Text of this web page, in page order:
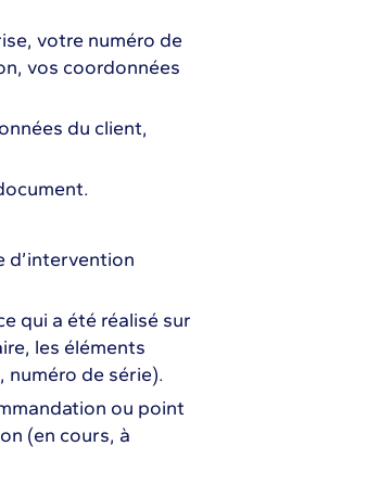
votre numéro de
vos coordonnées
du client,
d’intervention
qui a été réalisé sur
les éléments
de série).
ou point
(en cours, à